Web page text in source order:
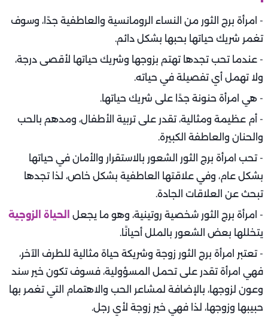
- امرأة برج الثور من النساء الرومانسية والعاطفية جدًا، وسوف
تغمر شريك حياتها بحبها بشكل دائم.
- عندما تحب تجدها تهتم بزوجها وشريك حياتها لأقصى درجة،
ولا تهمل أي تفصيلة في حياته.
- هي امرأة حنونة جدًا على شريك حياتها.
- أم عظيمة ومثالية، تقدر على تربية الأطفال، ومدهم بالحب
والحنان والعاطفة الكبيرة.
- تحب امرأة برج الثور الشعور بالاستقرار والأمان في حياتها
بشكل عام، وفي علاقتها العاطفية بشكل خاص، لذا تجدها
تبحث عن العلاقات الجادة.
- امرأة برج الثور شخصية روتينية، وهو ما يجعل
الحياة الزوجية
يتخللها بعض الشعور بالملل أحيانًا.
- تعتبر امرأة برج الثور زوجة وشريكة حياة مثالية للطرف الآخر،
فهي امرأة تقدر على تحمل المسؤولية، فسوف تكون خير سند
وعون لزوجها، بالإضافة لمشاعر الحب والاهتمام التي تغمر بها
حبيبها وزوجها، لذا فهي خير زوجة لأي رجل.